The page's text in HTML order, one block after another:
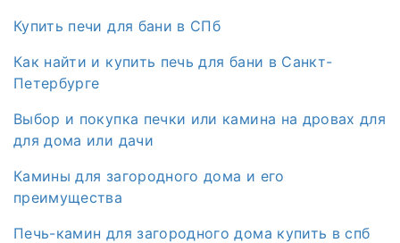
Купить печи для бани в СПб
Как найти и купить печь для бани в Санкт-
Петербурге
Выбор и покупка печки или камина на дровах для
для дома или дачи
Камины для загородного дома и его
преимущества
Печь-камин для загородного дома купить в спб